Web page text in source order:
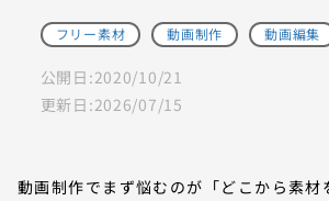
フリー素材 動画制作 動画編集
公開日:2020/10/21
更新日:2026/07/15
動画制作でまず悩むのが「どこから素材